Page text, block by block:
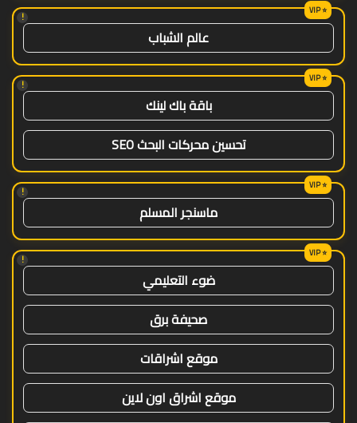
!
عالم الشباب
!
باقة باك لينك
تحسين محركات البحث SEO
!
ماسنجر المسلم
!
ضوء التعليمي
صحيفة برق
موقع اشراقات
موقع اشراق اون لاين